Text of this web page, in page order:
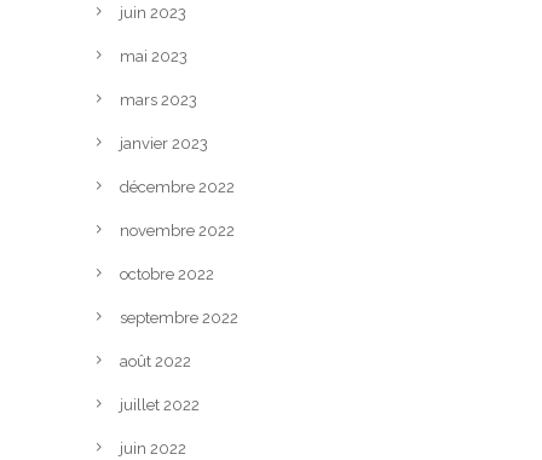
juin 2023
mai 2023
mars 2023
janvier 2023
décembre 2022
novembre 2022
octobre 2022
septembre 2022
août 2022
juillet 2022
juin 2022